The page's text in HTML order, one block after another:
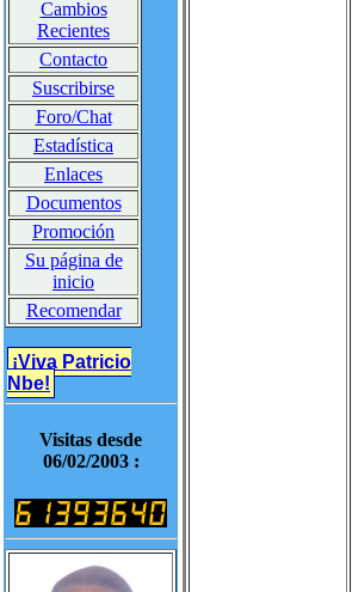
Cambios
Recientes
Contacto
Suscribirse
Foro/Chat
Estadística
Enlaces
Documentos
Promoción
Su página de
inicio
Recomendar
¡Viva Patricio
Nbe!
Visitas desde
06/02/2003 :